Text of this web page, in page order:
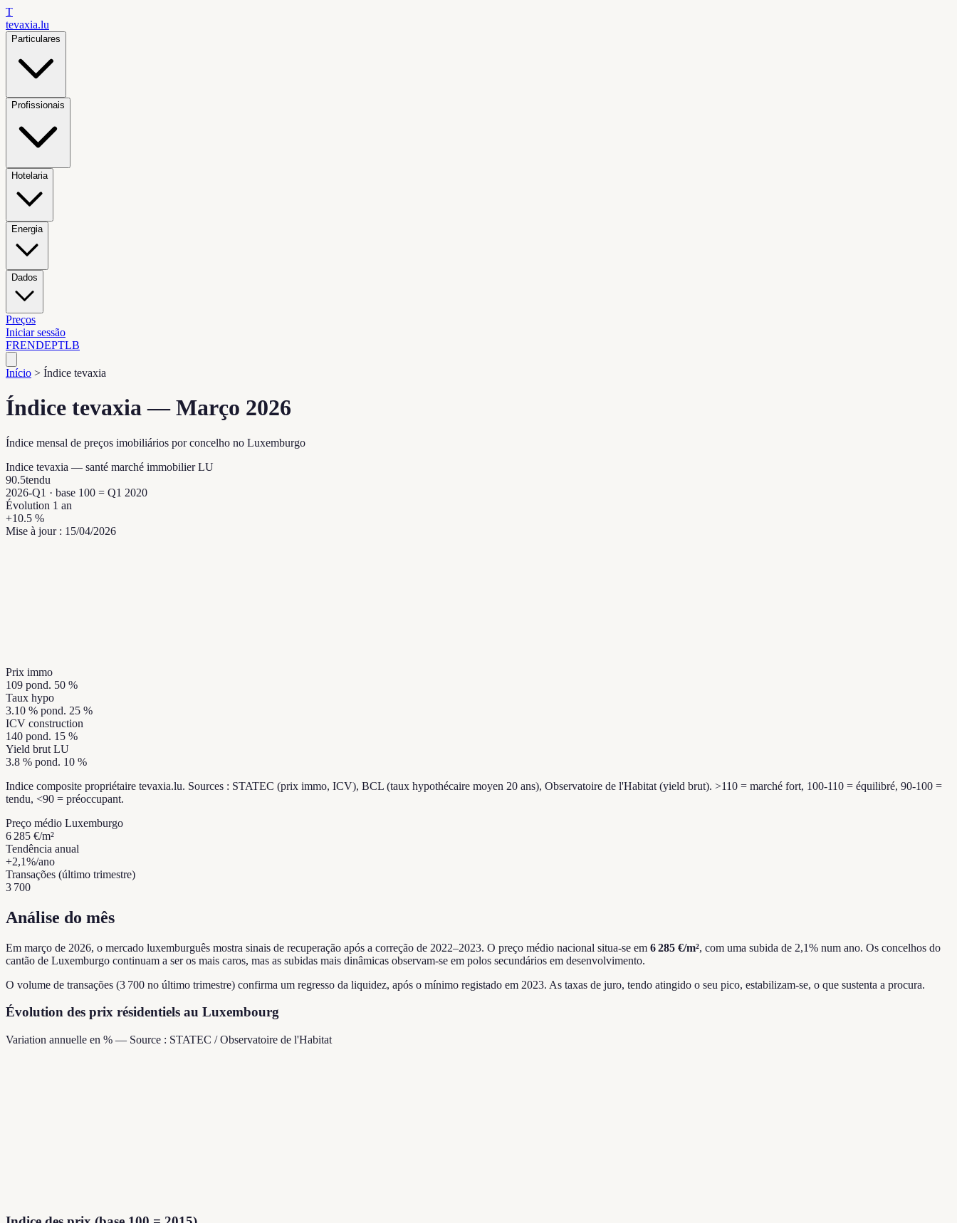
T
tevaxia.lu
Particulares
Profissionais
Hotelaria
Energia
Dados
Preços
Iniciar sessão
FRENDEPTLB
Início > Índice tevaxia
Índice tevaxia — Março 2026
Índice mensal de preços imobiliários por concelho no Luxemburgo
Indice tevaxia — santé marché immobilier LU
90.5tendu
2026-Q1 · base 100 = Q1 2020
Évolution 1 an
+10.5 %
Mise à jour : 15/04/2026
Prix immo
109 pond. 50 %
Taux hypo
3.10 % pond. 25 %
ICV construction
140 pond. 15 %
Yield brut LU
3.8 % pond. 10 %
Indice composite propriétaire tevaxia.lu. Sources : STATEC (prix immo, ICV), BCL (taux hypothécaire moyen 20 ans), Observatoire de l'Habitat (yield brut). >110 = marché fort, 100-110 = équilibré, 90-100 =
tendu, <90 = préoccupant.
Preço médio Luxemburgo
6 285 €/m²
Tendência anual
+2,1%/ano
Transações (último trimestre)
3 700
Análise do mês
Em março de 2026, o mercado luxemburguês mostra sinais de recuperação após a correção de 2022–2023. O preço médio nacional situa-se em 6 285 €/m², com uma subida de 2,1% num ano. Os concelhos do
cantão de Luxemburgo continuam a ser os mais caros, mas as subidas mais dinâmicas observam-se em polos secundários em desenvolvimento.
O volume de transações (3 700 no último trimestre) confirma um regresso da liquidez, após o mínimo registado em 2023. As taxas de juro, tendo atingido o seu pico, estabilizam-se, o que sustenta a procura.
Évolution des prix résidentiels au Luxembourg
Variation annuelle en % — Source : STATEC / Observatoire de l'Habitat